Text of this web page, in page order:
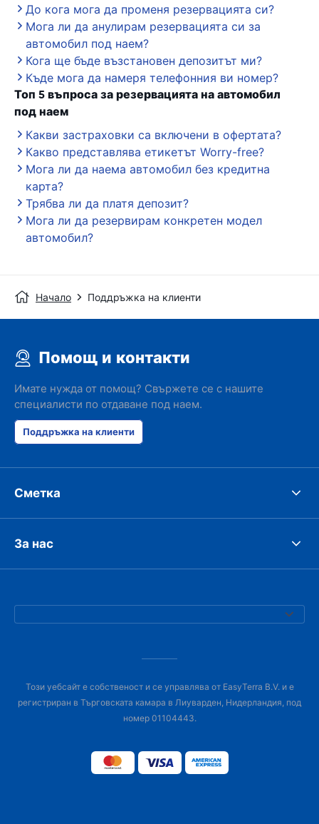
До кога мога да променя резервацията си?
Мога ли да анулирам резервацията си за
автомобил под наем?
Кога ще бъде възстановен депозитът ми?
Къде мога да намеря телефонния ви номер?
Топ 5 въпроса за резервацията на автомобил
под наем
Какви застраховки са включени в офертата?
Какво представлява етикетът Worry-free?
Мога ли да наема автомобил без кредитна
карта?
Трябва ли да платя депозит?
Мога ли да резервирам конкретен модел
автомобил?
Начало Поддръжка на клиенти
Помощ и контакти
Имате нужда от помощ? Свържете се с нашите
специалисти по отдаване под наем.
Поддръжка на клиенти
Сметка
За нас
Този уебсайт е собственост и се управлява от EasyTerra B.V. и е
регистриран в Търговската камара в Лиуварден, Нидерландия, под
номер 01104443.